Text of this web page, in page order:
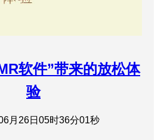
软件”带来的放松体
验
月26日05时36分01秒